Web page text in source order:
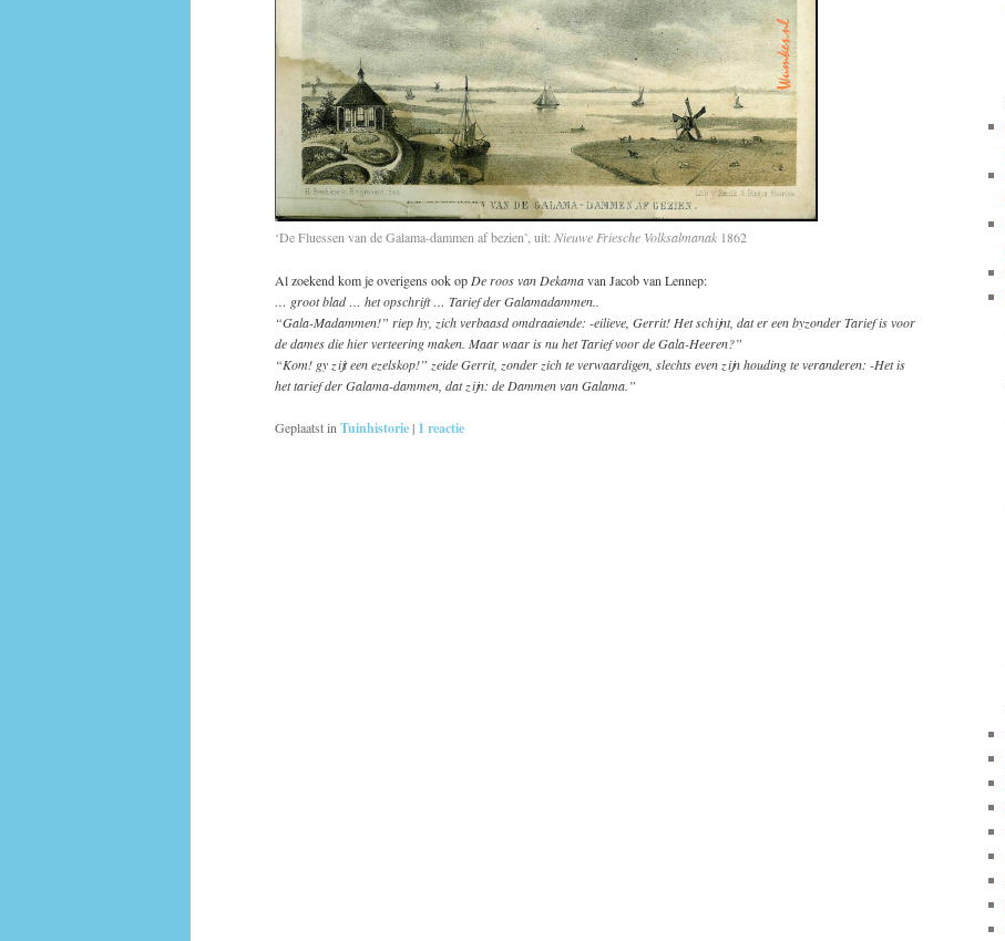
‘De Fluessen van de Galama-dammen af bezien’, uit: Nieuwe Friesche Volksalmanak 1862
Al zoekend kom je overigens ook op De roos van Dekamavan Jacob van Lennep:
… groot blad … het opschrift … Tarief der Galamadammen..
“Gala-Madammen!” riep hy, zich verbaasd omdraaiende: -eilieve, Gerrit! Het schijnt, dat er een byzonder Tarief is voor
de dames die hier verteering maken. Maar waar is nu het Tarief voor de Gala-Heeren?”
“Kom! gy zijt een ezelskop!” zeide Gerrit, zonder zich te verwaardigen, slechts even zijn houding te veranderen: -Het is
het tarief der Galama-dammen, dat zijn: de Dammen van Galama.”
Geplaatst in Tuinhistorie| 1 reactie